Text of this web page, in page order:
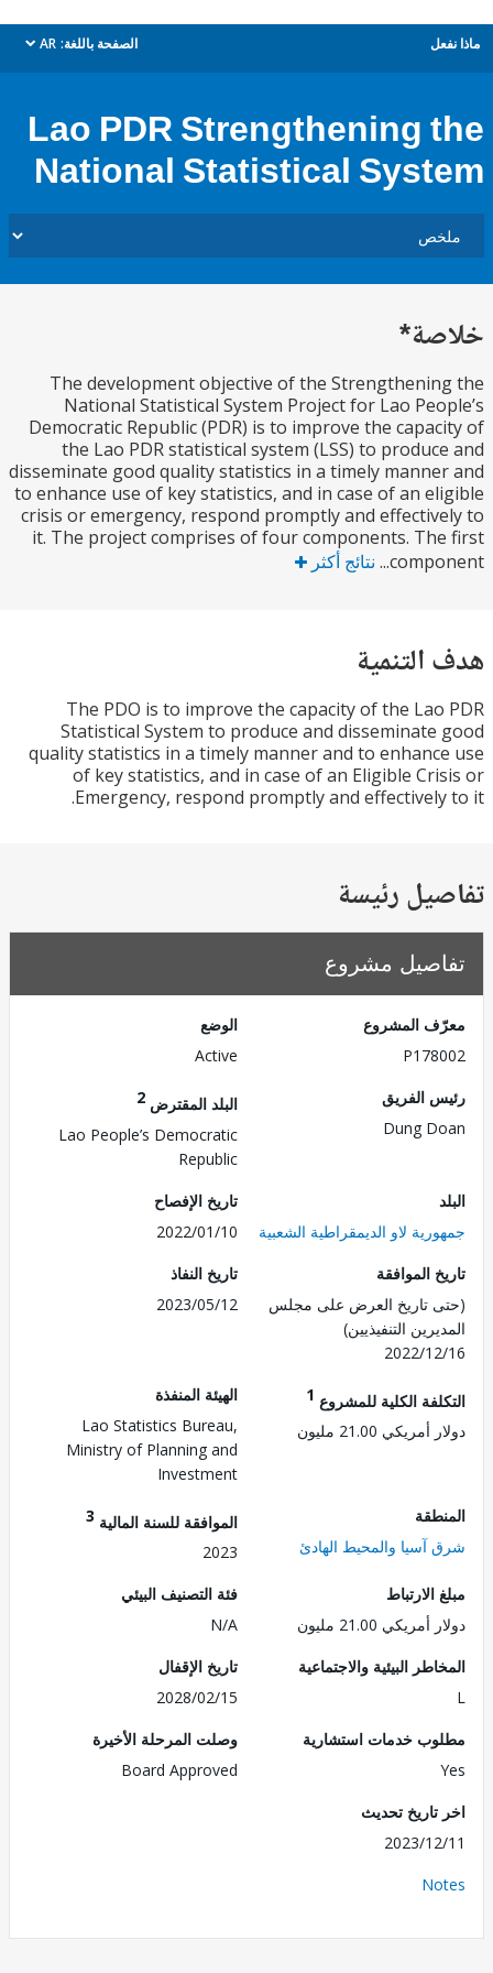
الصفحة باللغة: AR
dropdown
Lao PDR Strengthening
National Statistical
The development objective of the
National Statistical System Project for Lao
Democratic Republic (PDR) is to improve the
the Lao PDR statistical system (LSS) to
disseminate good quality statistics in a timely
to enhance use of key statistics, and in case of an
crisis or emergency, respond promptly and
it. The project comprises of four components.
نتائج أكثر
The PDO is to improve the capacity of the
Statistical System to produce and
quality statistics in a timely manner and to
of key statistics, and in case of an Eligible
Emergency, respond promptly and
رئيسة
مشروع
المشروع
الفريق
Dung
البلد المقترض
Lao People’s Democratic
Republic
لاو الديمقراطية الشعبية
تاريخ الإفصاح
2022/01/10
الموافقة
تاريخ العرض على مجلس
التنفيذيين)
2022/
تاريخ النفاذ
2023/05/12
الكلية للمشروع1
21.00 مليون
الهيئة المنفذة
Lao Statistics Bureau,
Ministry of Planning and
Investment
والمحيط الهادئ
الموافقة للسنة المالية3
21.00 مليون
فئة التصنيف البيئي
البيئية والاجتماعية
تاريخ الإقفال
2028/02/15
خدمات استشارية
وصلت المرحلة الأخيرة
Board Approved
تحديث
2023/